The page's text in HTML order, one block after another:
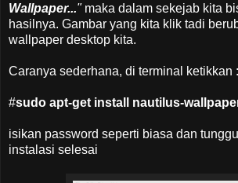
Wallpaper..."maka dalam sekejab kita
hasilnya. Gambar yang kita klik tadi
wallpaper desktop kita.
Caranya sederhana, di terminal ketikkan :
#sudo apt-get install nautilus-
isikan password seperti biasa dan
instalasi selesai